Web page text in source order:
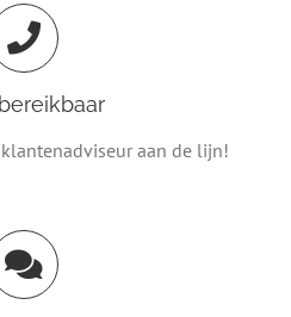
aan de lijn!